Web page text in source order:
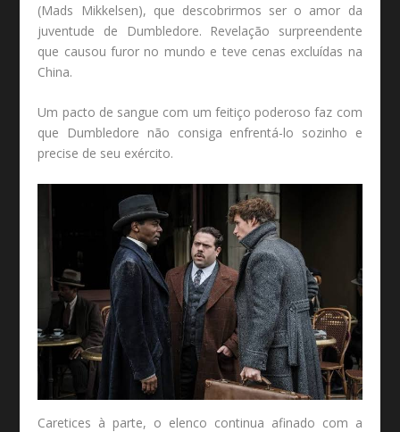
(Mads Mikkelsen), que descobrirmos ser o amor da
juventude de Dumbledore. Revelação surpreendente
que causou furor no mundo e teve cenas excluídas na
China.
Um pacto de sangue com um feitiço poderoso faz com
que Dumbledore não consiga enfrentá-lo sozinho e
precise de seu exército.
Caretices à parte, o elenco continua afinado com a